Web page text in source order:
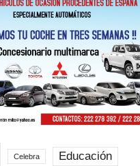
Celebra Educación